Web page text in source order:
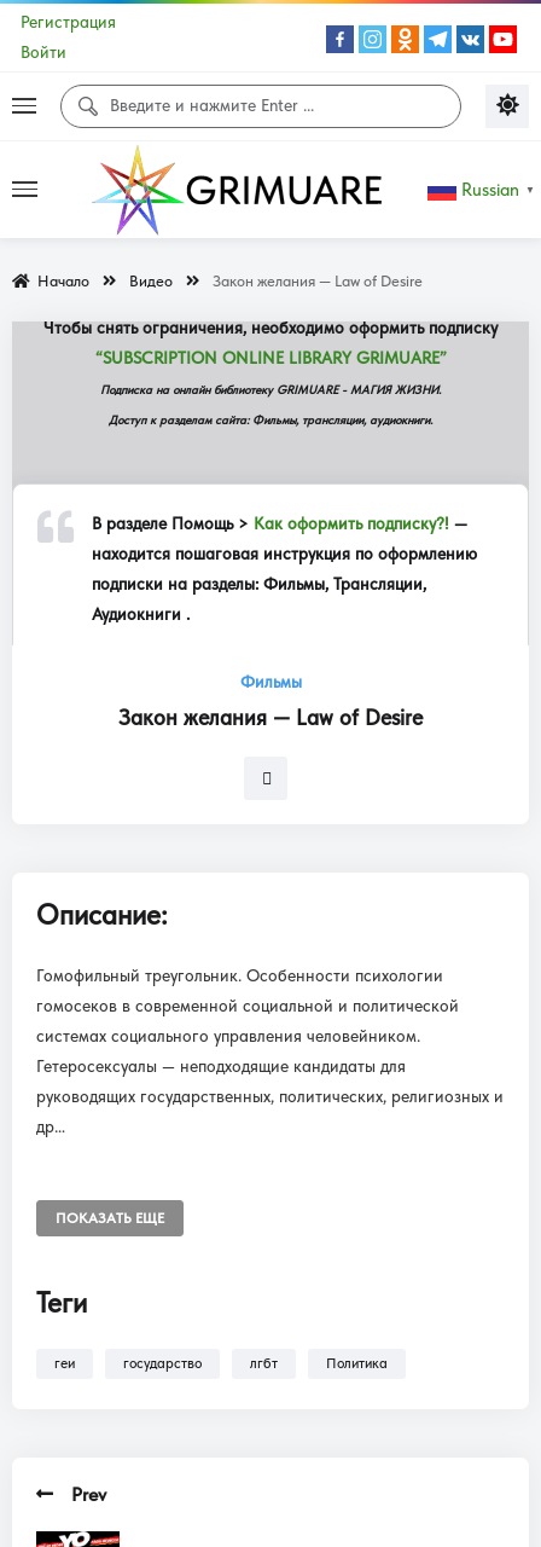
Регистрация
Войти
Russian ▼
Начало Видео Закон желания — Law of Desire
Доступ к данной странице сайта не
доступен!
Чтобы снять ограничения, необходимо оформить подписку
“SUBSCRIPTION ONLINE LIBRARY GRIMUARE”
Подписка на онлайн библиотеку GRIMUARE - МАГИЯ ЖИЗНИ.
Доступ к разделам сайта: Фильмы, трансляции, аудиокниги.
В разделе Помощь > Как оформить подписку?! —
находится пошаговая инструкция по оформлению
подписки на разделы: Фильмы, Трансляции,
Аудиокниги .
Фильмы
Закон желания — Law of Desire
Описание:
Гомофильный треугольник. Особенности психологии
гомосеков в современной социальной и политической
системах социального управления человейником.
Гетеросексуалы — неподходящие кандидаты для
руководящих государственных, политических, религиозных и
др…
ПОКАЗАТЬ ЕЩЕ
Теги
геи государство лгбт Политика
Prev